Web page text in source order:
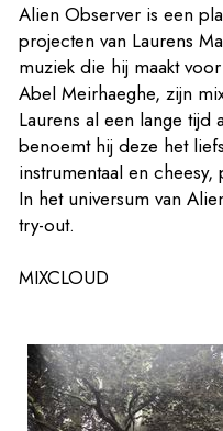
Over PLAN B
Index
EN
Alien Observer is een
projecten van Laurens
muziek die hij maakt
Abel Meirhaeghe, zijn
Laurens al een lange tijd
benoemt hij deze het
instrumentaal en
In het universum van
try-out.
MIXCLOUD